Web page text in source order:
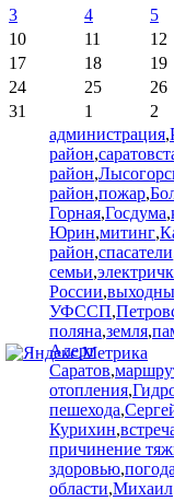
3
4 5
10
11 12
17
18 19
24
25 26
31
1 2
администрация,
район,
район,
район,пожар,
Горная,Госдума,
Юрин,митинг,
район,спасатели
семьи,
России,
УФССП,
поляна,земля,
Алерт
Саратов,
отопления,
пешехода,
Курихин,
причинение
здоровью,
области,Михаил